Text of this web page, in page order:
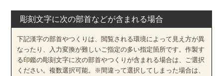
彫刻文字に次の部首などが含まれる場合
下記漢字の部首やつくりは、閲覧される環境によって見え方が異
なったり、入力変換が難しいご指定の多い指定箇所です。作製す
る印鑑の彫刻文字に次の部首やつくりが含まれる場合は、ご選択
ください。複数選択可能。※間違って選択してしまった場合は、